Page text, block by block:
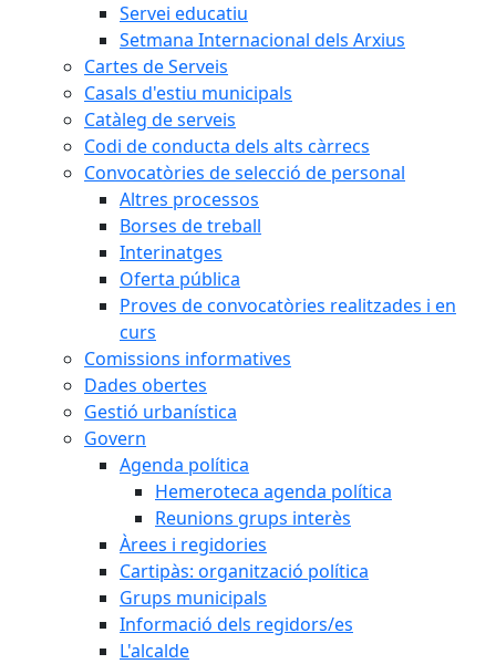
Servei educatiu
Setmana Internacional dels Arxius
Cartes de Serveis
Casals d'estiu municipals
Catàleg de serveis
Codi de conducta dels alts càrrecs
Convocatòries de selecció de personal
Altres processos
Borses de treball
Interinatges
Oferta pública
Proves de convocatòries realitzades i en
curs
Comissions informatives
Dades obertes
Gestió urbanística
Govern
Agenda política
Hemeroteca agenda política
Reunions grups interès
Àrees i regidories
Cartipàs: organització política
Grups municipals
Informació dels regidors/es
L'alcalde